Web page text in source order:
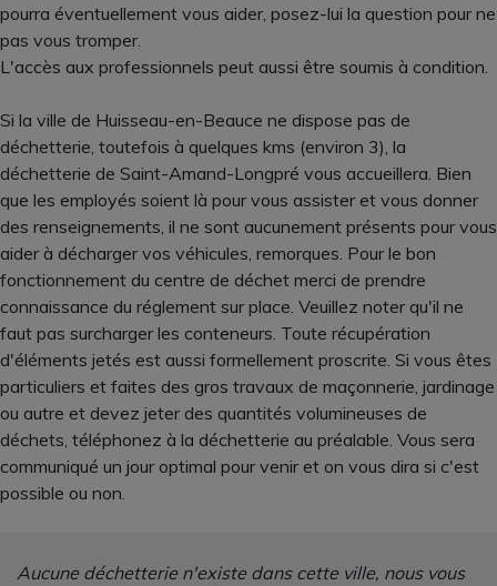
pourra éventuellement vous aider, posez-lui la question pour ne
pas vous tromper.
L'accès aux professionnels peut aussi être soumis à condition.
Si la ville de Huisseau-en-Beauce ne dispose pas de
déchetterie, toutefois à quelques kms (environ 3), la
déchetterie de Saint-Amand-Longpré vous accueillera. Bien
que les employés soient là pour vous assister et vous donner
des renseignements, il ne sont aucunement présents pour vous
aider à décharger vos véhicules, remorques. Pour le bon
fonctionnement du centre de déchet merci de prendre
connaissance du réglement sur place. Veuillez noter qu'il ne
faut pas surcharger les conteneurs. Toute récupération
d'éléments jetés est aussi formellement proscrite. Si vous êtes
particuliers et faites des gros travaux de maçonnerie, jardinage
ou autre et devez jeter des quantités volumineuses de
déchets, téléphonez à la déchetterie au préalable. Vous sera
communiqué un jour optimal pour venir et on vous dira si c'est
possible ou non.
Aucune déchetterie n'existe dans cette ville, nous vous